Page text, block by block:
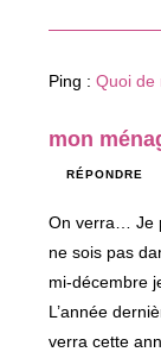
Ping :Quoi de
mon
RÉPONDRE
On verra… Je
ne sois pas
mi-décembre
L’année
verra cette